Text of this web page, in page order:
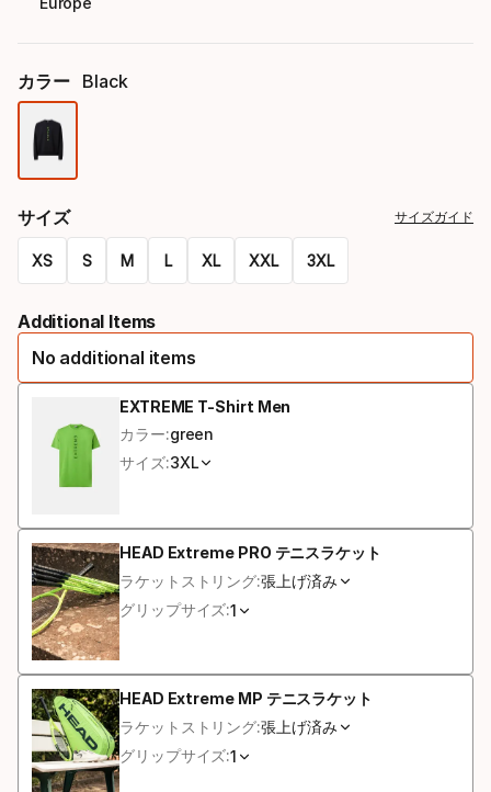
カラー Black
プ
シ
ン
サイズ サイズガイド
XS S M L XL XXL 3XL
オ
プ
Additional Items
No additional items
EXTREME T-Shirt Men
カラー:green
サイズ:3XL
HEAD Extreme PRO テニスラケット
ラケットストリング:張上げ済み
グリップサイズ:1
HEAD Extreme MP テニスラケット
ラケットストリング:張上げ済み
グリップサイズ:1